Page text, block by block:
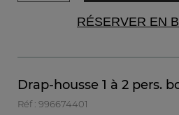
RÉSERVER EN
Drap-housse 1 à 2 pers.
Réf : 996674401